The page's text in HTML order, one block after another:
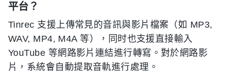
平台？
Tinrec 支援上傳常見的音訊與影片檔案（如 MP3,
WAV, MP4, M4A 等），同时也支援直接輸入
YouTube 等網路影片連結進行轉寫。對於網路影
片，系統會自動提取音軌進行處理。